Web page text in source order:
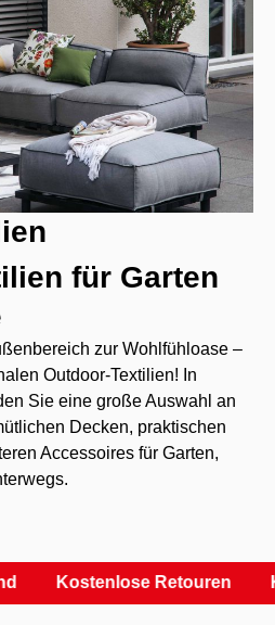
für Garten
zur Wohlfühloase –
Outdoor-Textilien! In
Sie eine große Auswahl an
Decken, praktischen
Accessoires für Garten,
Kostenlose Retouren